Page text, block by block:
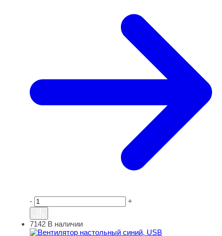
- +
Вентилятор настольный синий, USB
7142 В наличии